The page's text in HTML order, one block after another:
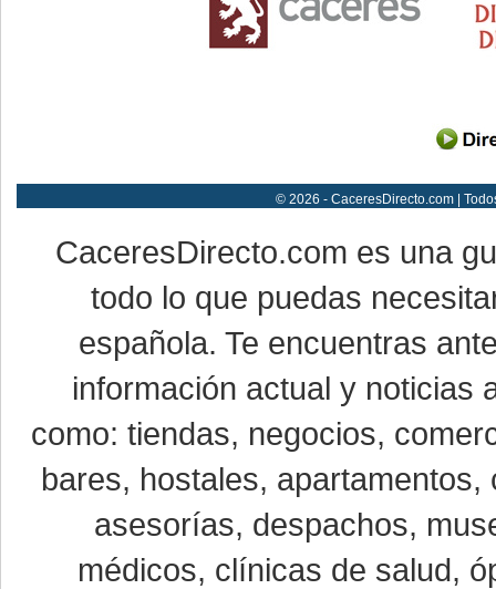
© 2026 - CaceresDirecto.com |
CaceresDirecto.com es una
todo lo que puedas
española. Te encuentras
información actual y noticias
como: tiendas, negocios,
bares, hostales,
asesorías, despachos,
médicos, clínicas de salud,